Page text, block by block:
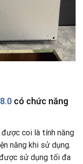
có chức năng
được coi là tính năng
năng khi sử dụng.
sử dụng tối đa